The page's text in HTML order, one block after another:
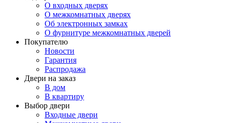
О входных дверях
О межкомнатных дверях
Об электронных замках
О фурнитуре межкомнатных дверей
Покупателю
Новости
Гарантия
Распродажа
Двери на заказ
В дом
В квартиру
Выбор двери
Входные двери